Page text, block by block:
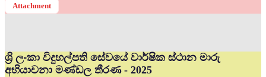
Attachment
ශ්‍රි ලංකා විදුහල්පති සේවයේ වාර්ෂික ස්ථාන මාරු
අභියාචනා මණ්ඩල තීරණ - 2025